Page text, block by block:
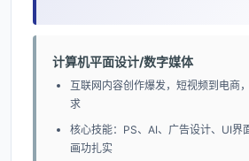
计算机平面设计/数字媒体
互联网内容创作爆发，短视频到电商
求
核心技能：PS、AI、广告设计、UI界
画功扎实